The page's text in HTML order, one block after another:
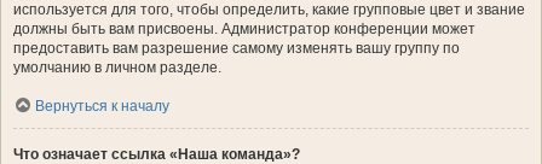
используется для того, чтобы определить, какие групповые цвет и звание
должны быть вам присвоены. Администратор конференции может
предоставить вам разрешение самому изменять вашу группу по
умолчанию в личном разделе.
Вернуться к началу
Что означает ссылка «Наша команда»?